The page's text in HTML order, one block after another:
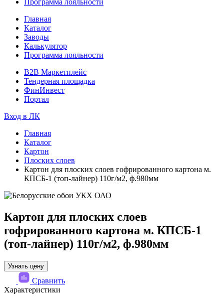
Программа лояльности
Главная
Каталог
Заводы
Калькулятор
Программа лояльности
B2B Маркетплейс
Тендерная площадка
ФинИнвест
Портал
Вход в ЛК
Главная
Каталог
Картон
Плоских слоев
Картон для плоских слоев гофрированного картона м.
КПСБ-1 (топ-лайнер) 110г/м2, ф.980мм
Картон для плоских слоев
гофрированного картона м. КПСБ-1
(топ-лайнер) 110г/м2, ф.980мм
Узнать цену
Сравнить
Характеристики